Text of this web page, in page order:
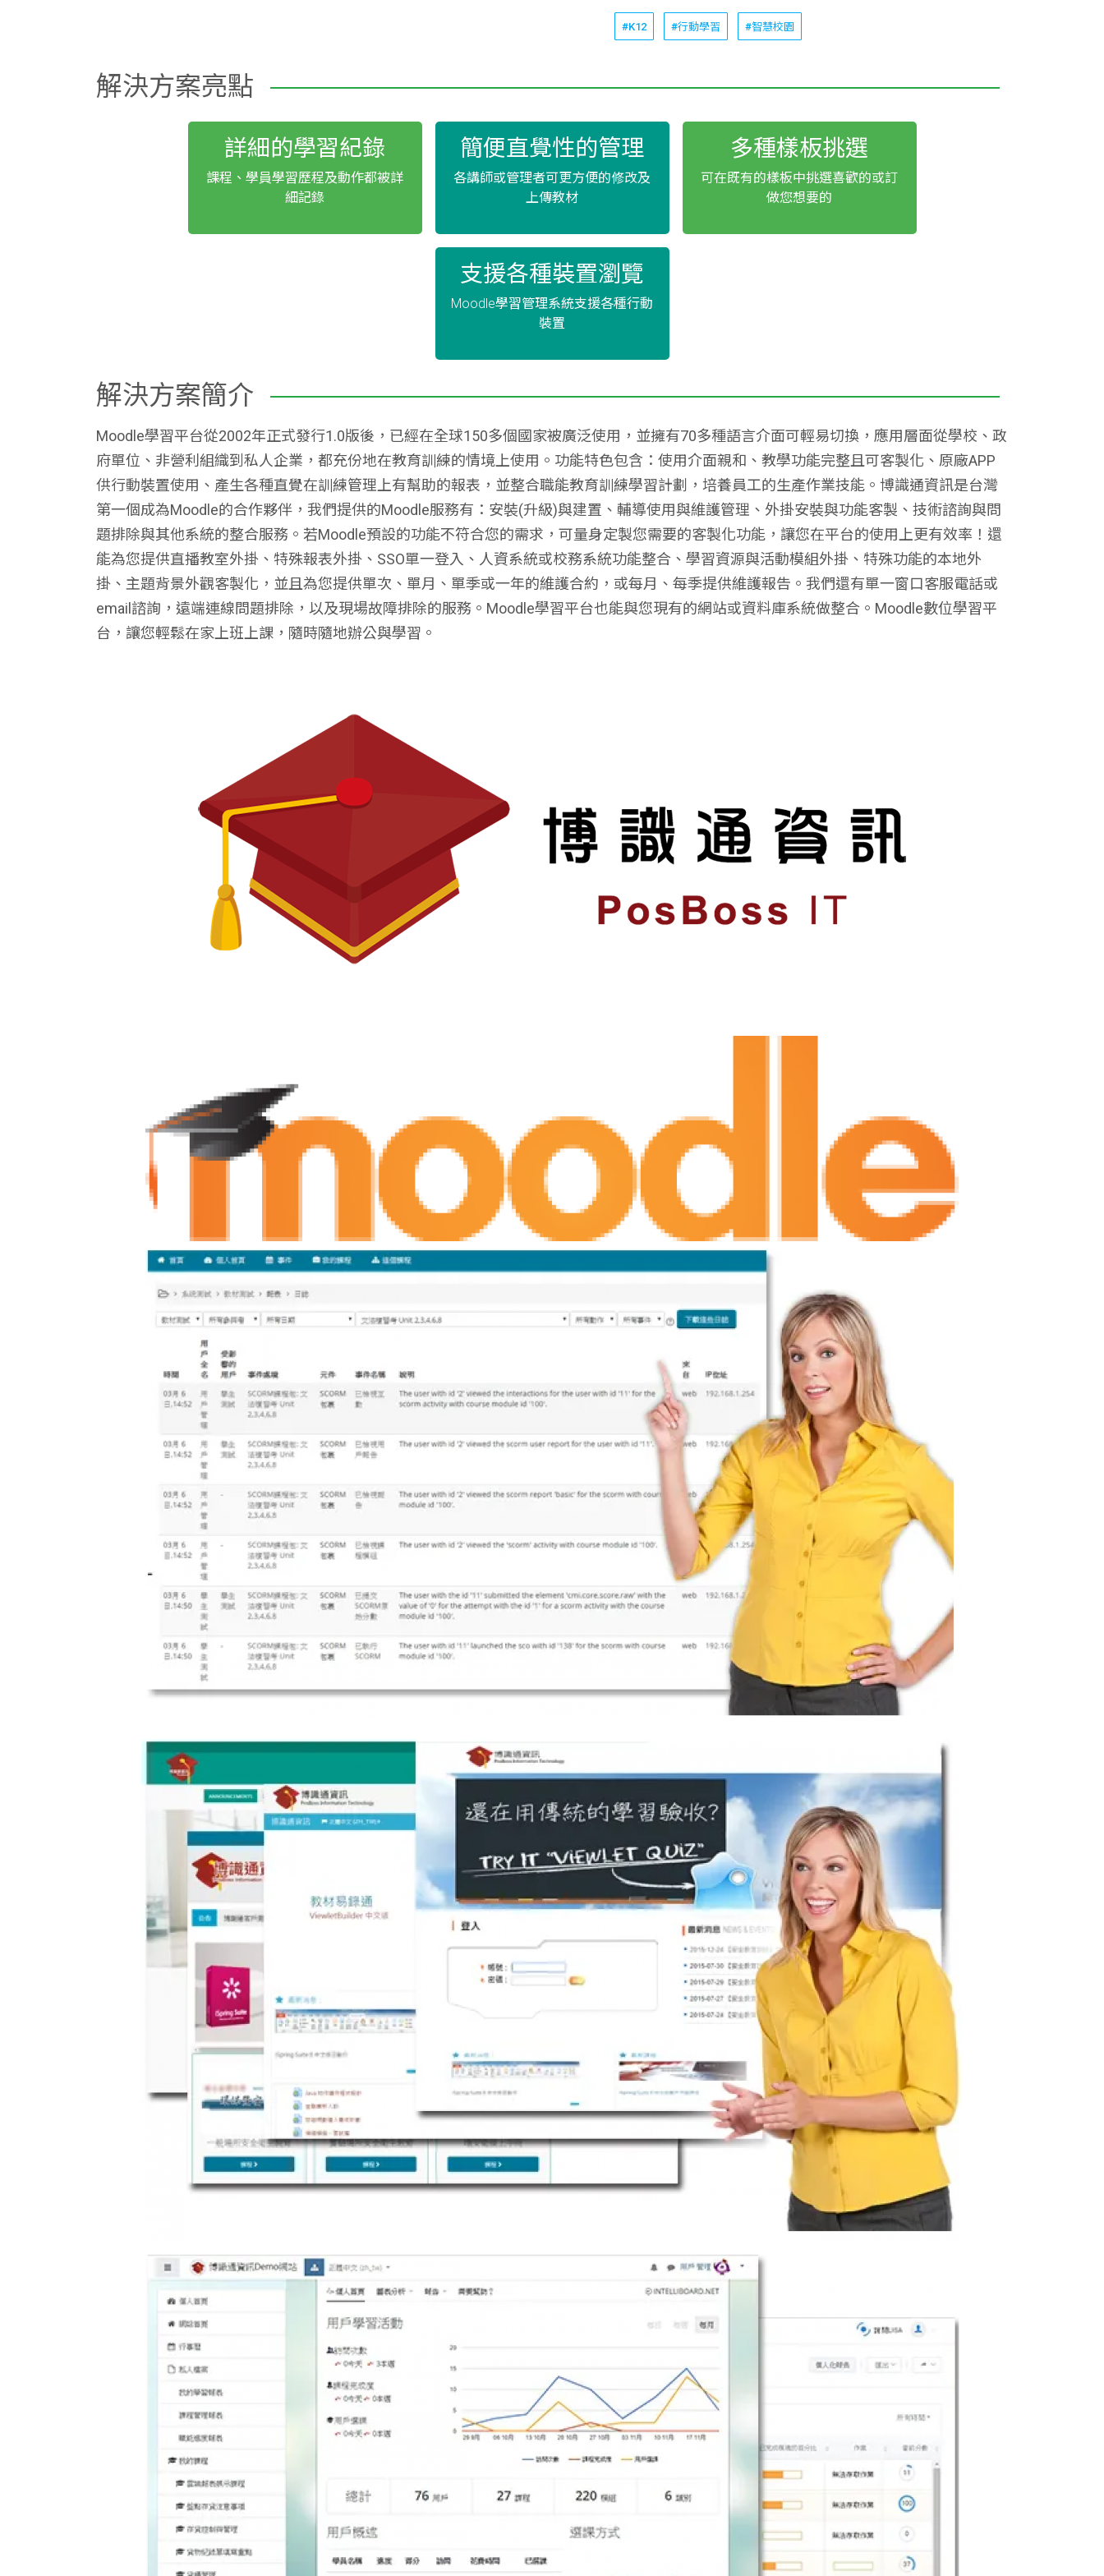
#K12 #行動學習 #智慧校園
解決方案亮點
詳細的學習紀錄
課程、學員學習歷程及動作都被詳
細記錄
簡便直覺性的管理
各講師或管理者可更方便的修改及
上傳教材
多種樣板挑選
可在既有的樣板中挑選喜歡的或訂
做您想要的
支援各種裝置瀏覽
Moodle學習管理系統支援各種行動
裝置
解決方案簡介
Moodle學習平台從2002年正式發行1.0版後，已經在全球150多個國家被廣泛使用，並擁有70多種語言介面可輕易切換，應用層面從學校、政
府單位、非營利組織到私人企業，都充份地在教育訓練的情境上使用。功能特色包含：使用介面親和、教學功能完整且可客製化、原廠APP
供行動裝置使用、產生各種直覺在訓練管理上有幫助的報表，並整合職能教育訓練學習計劃，培養員工的生產作業技能。博識通資訊是台灣
第一個成為Moodle的合作夥伴，我們提供的Moodle服務有：安裝(升級)與建置、輔導使用與維護管理、外掛安裝與功能客製、技術諮詢與問
題排除與其他系統的整合服務。若Moodle預設的功能不符合您的需求，可量身定製您需要的客製化功能，讓您在平台的使用上更有效率！還
能為您提供直播教室外掛、特殊報表外掛、SSO單一登入、人資系統或校務系統功能整合、學習資源與活動模組外掛、特殊功能的本地外
掛、主題背景外觀客製化，並且為您提供單次、單月、單季或一年的維護合約，或每月、每季提供維護報告。我們還有單一窗口客服電話或
email諮詢，遠端連線問題排除，以及現場故障排除的服務。Moodle學習平台也能與您現有的網站或資料庫系統做整合。Moodle數位學習平
台，讓您輕鬆在家上班上課，隨時隨地辦公與學習。